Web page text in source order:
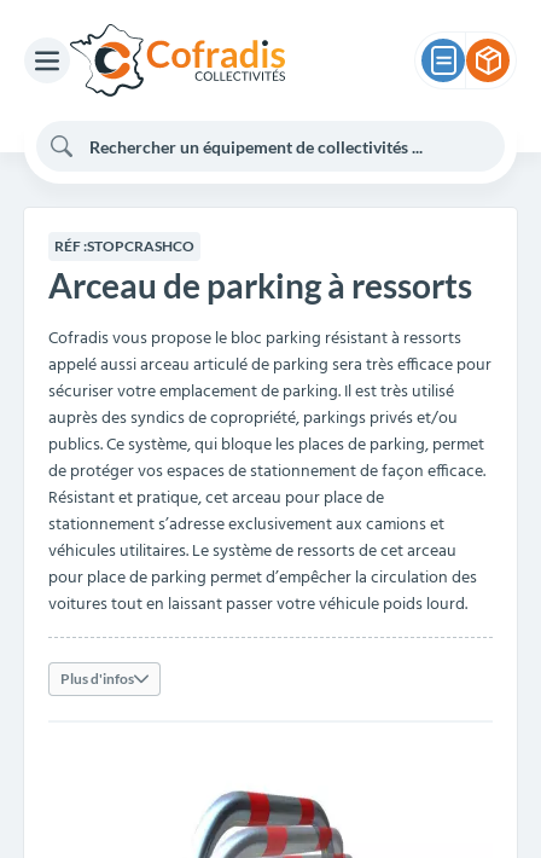
RÉF :STOPCRASHCO
Arceau de parking à ressorts
Cofradis vous propose le bloc parking résistant à ressorts
appelé aussi arceau articulé de parking sera très efficace pour
sécuriser votre emplacement de parking. Il est très utilisé
auprès des syndics de copropriété, parkings privés et/ou
publics. Ce système, qui bloque les places de parking, permet
de protéger vos espaces de stationnement de façon efficace.
Résistant et pratique, cet arceau pour place de
stationnement s’adresse exclusivement aux camions et
véhicules utilitaires. Le système de ressorts de cet arceau
pour place de parking permet d’empêcher la circulation des
voitures tout en laissant passer votre véhicule poids lourd.
Plus d'infos